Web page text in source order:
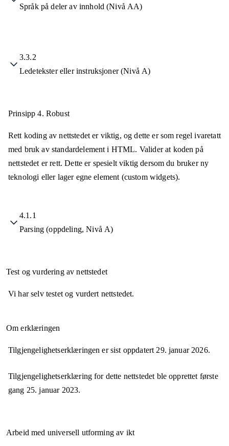
Språk på deler av innhold (Nivå AA)
3.3.2
Ledetekster eller instruksjoner (Nivå A)
Prinsipp 4. Robust
Rett koding av nettstedet er viktig, og dette er som regel ivaretatt
med bruk av standardelement i HTML. Valider at koden på
nettstedet er rett. Dette er spesielt viktig dersom du bruker ny
teknologi eller lager egne element (custom widgets).
4.1.1
Parsing (oppdeling, Nivå A)
Test og vurdering av nettstedet
Vi har selv testet og vurdert nettstedet.
Om erklæringen
Tilgjengelighetserklæringen er sist oppdatert29. januar 2026.
Tilgjengelighetserklæring for dette nettstedet ble opprettet første
gang 25. januar 2023.
Arbeid med universell utforming av ikt